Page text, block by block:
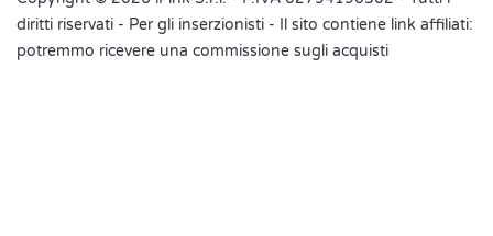
diritti riservati - Per gli inserzionisti - Il sito contiene link affiliati:
potremmo ricevere una commissione sugli acquisti